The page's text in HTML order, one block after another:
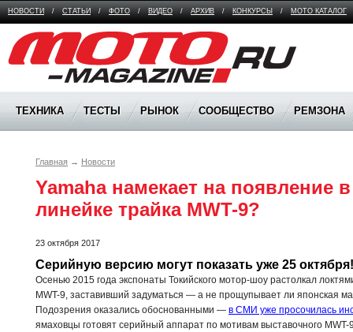
НОВОСТИ / СТАТЬИ / ФОТО / ВИДЕО / АРХИВ / КОНКУРСЫ / МОТО КАТАЛОГ
Moto Magazine
ТЕХНИКА ТЕСТЫ РЫНОК СООБЩЕСТВО РЕМЗОНА
Главная → Новости
Yamaha намекает на появление
линейке трайка MWT-9?
23 октября 2017
Серийную версию могут показать уже 25 октября!
Осенью 2015 года экспонаты Токийского мотор-шоу растолкал
MWT-9, заставивший задуматься — а не прощупывает ли японская
Подозрения оказались обоснованными — в СМИ уже просочилась
ямаховцы готовят серийный аппарат по мотивам выставочного